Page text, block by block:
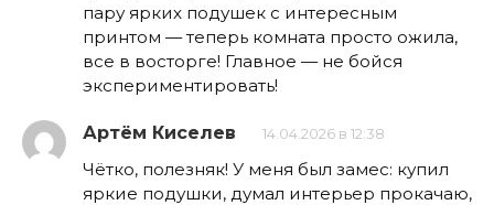
пару ярких подушек с интересным
принтом — теперь комната просто ожила,
все в восторге! Главное — не бойся
экспериментировать!
Артём Киселев 14.04.2026 в 12:38
Чётко, полезняк! У меня был замес: купил
яркие подушки, думал интерьер прокачаю,